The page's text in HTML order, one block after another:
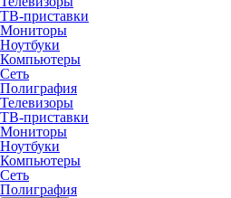
ТВ-приставки
Мониторы
Ноутбуки
Компьютеры
Сеть
Полиграфия
Телевизоры
ТВ-приставки
Мониторы
Ноутбуки
Компьютеры
Сеть
Полиграфия